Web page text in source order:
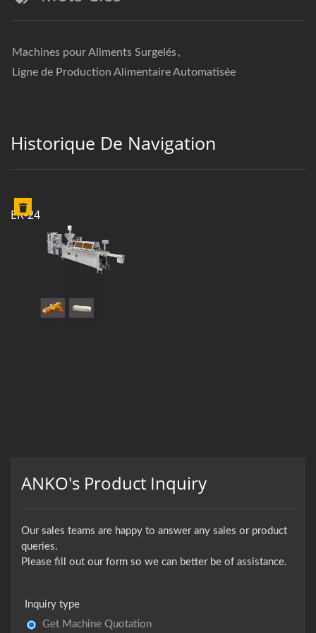
Machines pour Aliments Surgelés,
Ligne de Production Alimentaire Automatisée
Historique De Navigation
ER-24